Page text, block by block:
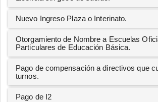
Nuevo Ingreso Plaza o Interinato.
Otorgamiento de Nombre a Escuelas
Particulares de Educación Básica.
Pago de compensación a directivos que
turnos.
Pago de I2